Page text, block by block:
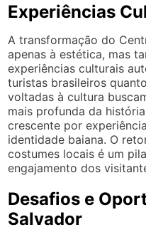
Experiências
A transformação do
apenas à estética, mas
experiências culturais
turistas brasileiros
voltadas à cultura
mais profunda da
crescente por
identidade baiana. O
costumes locais é um
engajamento dos
Desafios e
Salvador